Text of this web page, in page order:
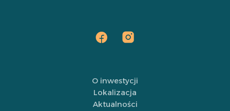
O inwestycji
Lokalizacja
Aktualności